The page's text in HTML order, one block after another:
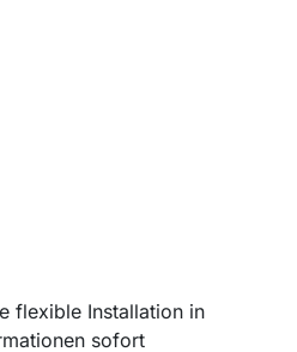
flexible Installation in
sofort